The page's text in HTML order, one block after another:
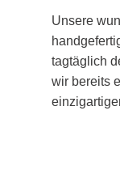
Unsere
tagtäglich
wir bereits